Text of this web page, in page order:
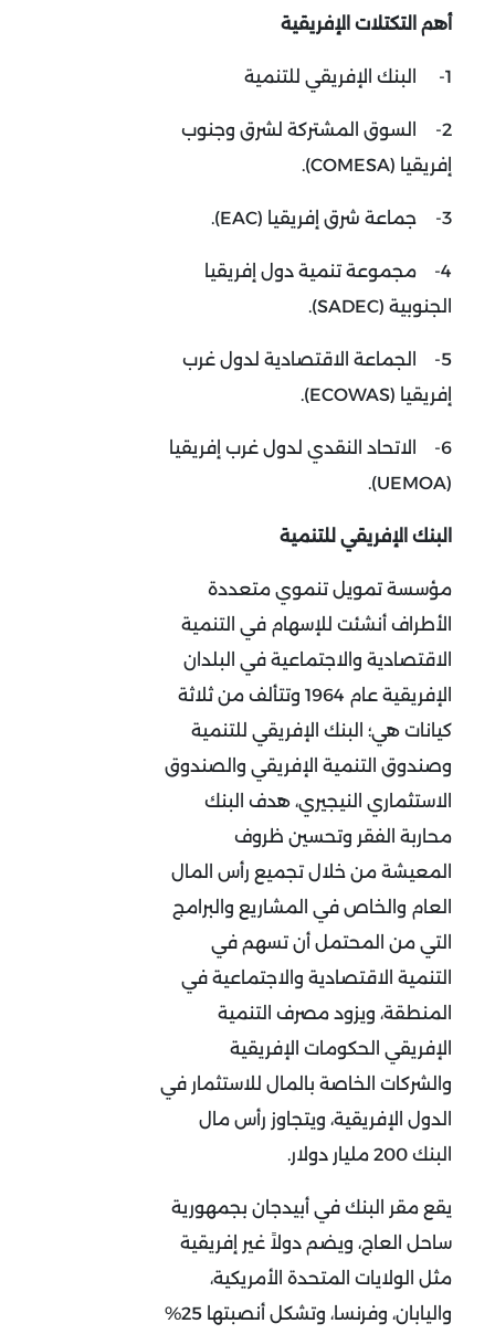
أهم التكتلات الإفريقية
1- البنك الإفريقي للتنمية
2-
السوق المشتركة لشرق وجنوب
إفريقيا (COMESA).
3- جماعة شرق إفريقيا (EAC).
4-
مجموعة تنمية دول إفريقيا
الجنوبية (SADEC).
5-
الجماعة الاقتصادية لدول غرب
إفريقيا (ECOWAS).
6-
الاتحاد النقدي لدول غرب إفريقيا
(UEMOA).
البنك الإفريقي للتنمية
مؤسسة تمويل تنموي متعددة
الأطراف أنشئت للإسهام في التنمية
الاقتصادية والاجتماعية في البلدان
الإفريقية عام 1964 وتتألف من ثلاثة
كيانات هي؛ البنك الإفريقي للتنمية
وصندوق التنمية الإفريقي والصندوق
الاستثماري النيجيري، هدف البنك
محاربة الفقر وتحسين ظروف
المعيشة من خلال تجميع رأس المال
العام والخاص في المشاريع والبرامج
التي من المحتمل أن تسهم في
التنمية الاقتصادية والاجتماعية في
المنطقة، ويزود مصرف التنمية
الإفريقي الحكومات الإفريقية
والشركات الخاصة بالمال للاستثمار في
الدول الإفريقية، ويتجاوز رأس مال
البنك 200 مليار دولار.
يقع مقر البنك في أبيدجان بجمهورية
ساحل العاج، ويضم دولاً غير إفريقية
مثل الولايات المتحدة الأمريكية،
واليابان، وفرنسا، وتشكل أنصبتها 25%